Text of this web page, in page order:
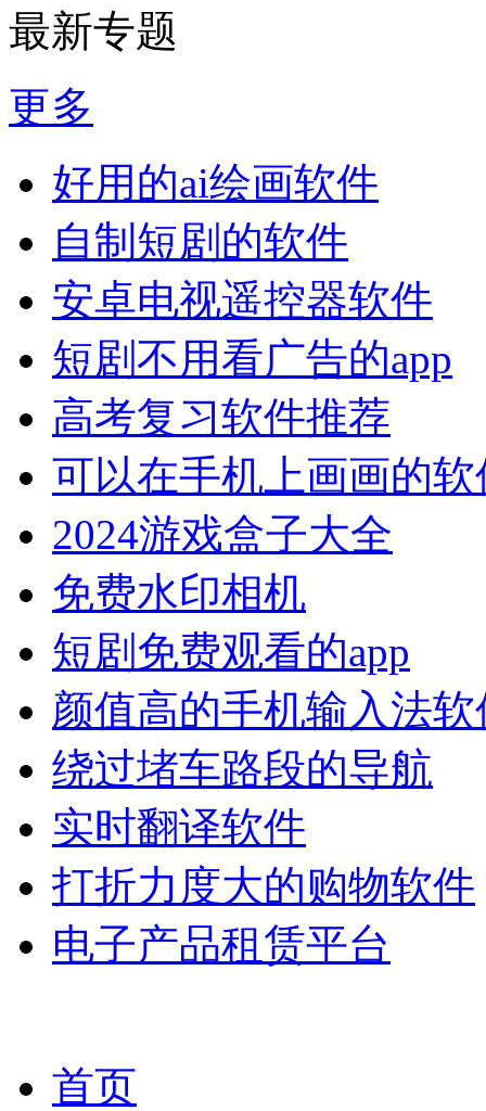
最新专题
更多
好用的ai绘画软件
自制短剧的软件
安卓电视遥控器软件
短剧不用看广告的app
高考复习软件推荐
可以在手机上画画的软
2024游戏盒子大全
免费水印相机
短剧免费观看的app
颜值高的手机输入法软
绕过堵车路段的导航
实时翻译软件
打折力度大的购物软件
电子产品租赁平台
首页